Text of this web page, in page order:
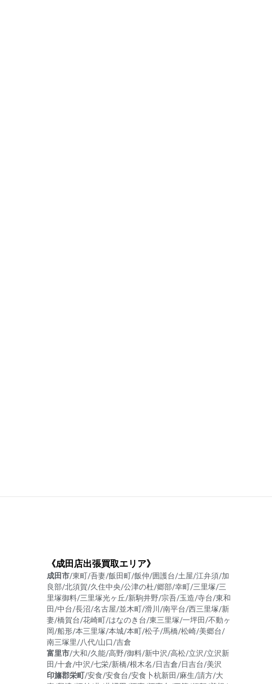
《成田店出張買取エリア》
成田市/東町/吾妻/飯田町/飯仲/囲護台/土屋/江弁須/加
良部/北須賀/久住中央/公津の杜/郷部/幸町/三里塚/三
里塚御料/三里塚光ヶ丘/新駒井野/宗吾/玉造/寺台/東和
田/中台/長沼/名古屋/並木町/滑川/南平台/西三里塚/新
妻/橋賀台/花崎町/はなのき台/東三里塚/一坪田/不動ヶ
岡/船形/本三里塚/本城/本町/松子/馬橋/松崎/美郷台/
南三塚里/八代/山口/吉倉
富里市/大和/久能/高野/御料/新中沢/高松/立沢/立沢新
田/十倉/中沢/七栄/新橋/根木名/日吉倉/日吉台/美沢
印旛郡栄町/安食/安食台/安食卜杭新田/麻生/請方/大